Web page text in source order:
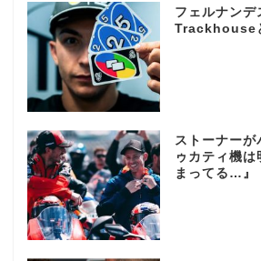
フェルナンデ
Trackhouse
ストーナーが
ゥカティ機
まってる…』